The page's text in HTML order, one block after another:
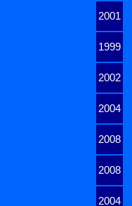
2001
1999
2002
2004
2008
2008
2004